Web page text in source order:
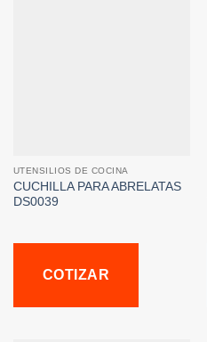
UTENSILIOS DE COCINA
CUCHILLA PARA ABRELATAS
DS0039
COTIZAR